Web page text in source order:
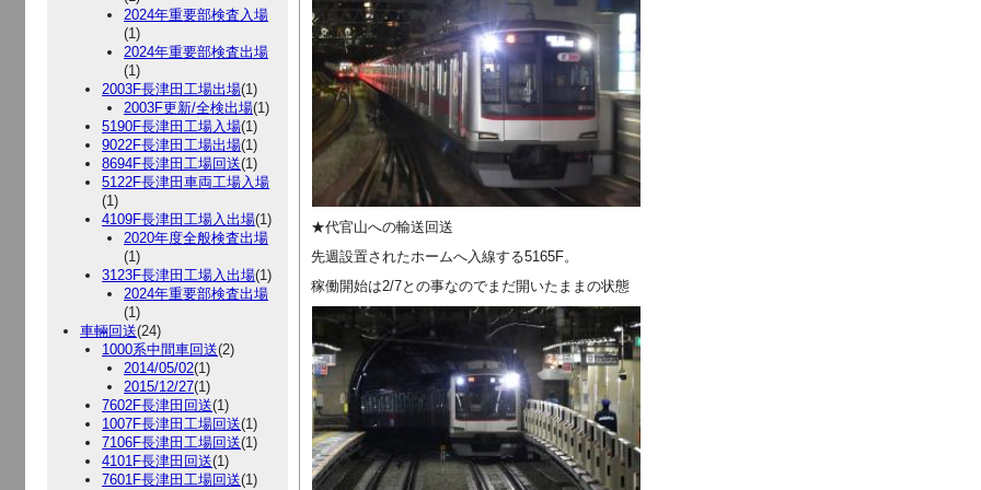
2024年重要部検査入場
(1)
2024年重要部検査出場
(1)
2003F長津田工場出場(1)
2003F更新/全検出場(1)
5190F長津田工場入場(1)
9022F長津田工場出場(1)
8694F長津田工場回送(1)
5122F長津田車両工場入場
(1)
4109F長津田工場入出場(1)
2020年度全般検査出場
(1)
3123F長津田工場入出場(1)
2024年重要部検査出場
(1)
車輛回送(24)
1000系中間車回送(2)
2014/05/02(1)
2015/12/27(1)
7602F長津田回送(1)
1007F長津田工場回送(1)
7106F長津田工場回送(1)
4101F長津田回送(1)
7601F長津田工場回送(1)
★代官山への輸送回送
先週設置されたホームへ入線する5165F。
稼働開始は2/7との事なのでまだ開いたままの状態